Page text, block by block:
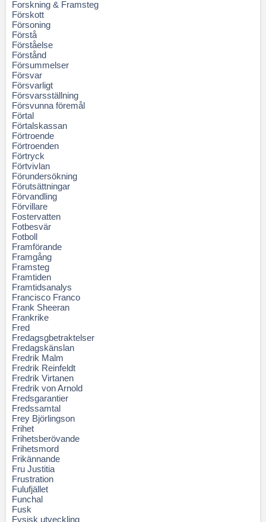
Forskning & Framsteg
Förskott
Försoning
Förstå
Förståelse
Förstånd
Försummelser
Försvar
Försvarligt
Försvarsställning
Försvunna föremål
Förtal
Förtalskassan
Förtroende
Förtroenden
Förtryck
Förtvivlan
Förundersökning
Förutsättningar
Förvandling
Förvillare
Fostervatten
Fotbesvär
Fotboll
Framförande
Framgång
Framsteg
Framtiden
Framtidsanalys
Francisco Franco
Frank Sheeran
Frankrike
Fred
Fredagsgbetraktelser
Fredagskänslan
Fredrik Malm
Fredrik Reinfeldt
Fredrik Virtanen
Fredrik von Arnold
Fredsgarantier
Fredssamtal
Frey Björlingson
Frihet
Frihetsberövande
Frihetsmord
Frikännande
Fru Justitia
Frustration
Fulufjället
Funchal
Fusk
Fysisk utveckling